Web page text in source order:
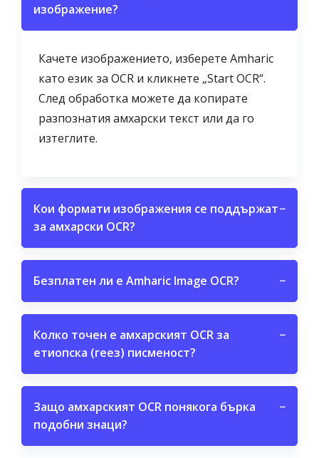
изображение?
Качете изображението, изберете Amharic
като език за OCR и кликнете „Start OCR“.
След обработка можете да копирате
разпознатия амхарски текст или да го
изтеглите.
Кои формати изображения се поддържат
за амхарски OCR?
−
Безплатен ли е Amharic Image OCR? −
Колко точен е амхарският OCR за
етиопска (геез) писменост?
−
Защо амхарският OCR понякога бърка
подобни знаци?
−